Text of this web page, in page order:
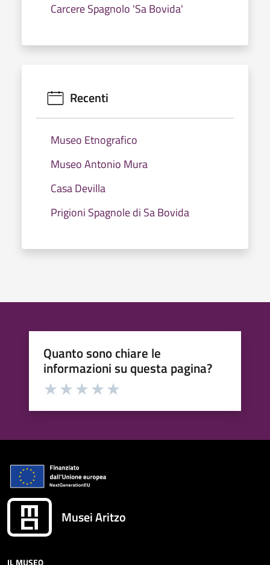
Carcere Spagnolo 'Sa Bovida'
Recenti
Museo Etnografico
Museo Antonio Mura
Casa Devilla
Prigioni Spagnole di Sa Bovida
Quanto sono chiare le
informazioni su questa pagina?
Valuta da 1 a 5 stelle la pagina
Musei Aritzo
IL MUSEO